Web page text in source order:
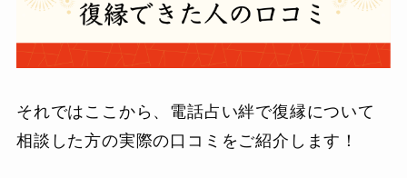
それではここから、電話占い絆で復縁について
相談した方の実際の口コミをご紹介します！